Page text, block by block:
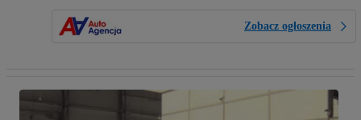
Zobacz ogłoszenia